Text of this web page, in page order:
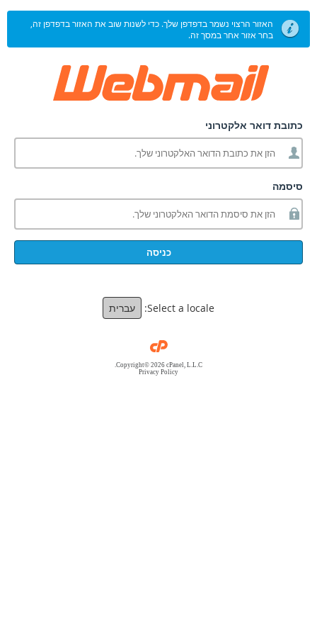
האזור הרצוי נשמר בדפדפן שלך. כדי לשנות שוב את האזור בדפדפן זה,
בחר אזור אחר במסך זה.
כתובת דואר אלקטרוני
סיסמה
כניסה
Select a locale: עברית
Copyright© 2026 cPanel, L.L.C.
Privacy Policy